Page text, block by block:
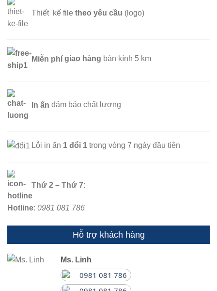
Thiết kế file theo yêu cầu (logo)
Miễn phí giao hàng bán kính 5 km
In ấn đảm bảo chất lượng
Lỗi in ấn 1 đổi 1 trong vòng 7 ngày đầu tiên
Thứ 2 – Thứ 7:
Hotline: 0981 081 786
Hỗ trợ khách hàng
Ms. Linh
0981 081 786